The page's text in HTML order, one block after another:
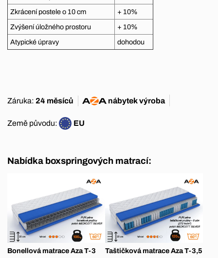
Zkrácení postele o 10 cm
+ 10%
Zvýšení úložného prostoru
+ 10%
Atypické úpravy
dohodou
Záruka: 24 měsíců nábytekvýroba
Země původu: EU
Nabídka boxspringových matrací:
Bonellová matrace Aza T-3 Taštičková matrace Aza T-3,5